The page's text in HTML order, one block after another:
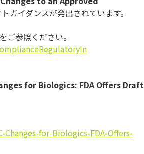
ガイダンスが発出されています。
ご参照ください。
for Biologics: FDA Offers Draft
Changes-for-Biologics-FDA-Offers-